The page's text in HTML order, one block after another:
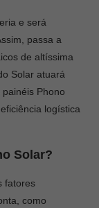
e será
passa a
de altíssima
Solar atuará
Phono
logística
Solar?
fatores
como